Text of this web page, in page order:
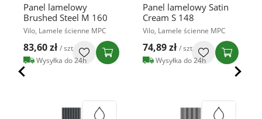
Panel lamelowy
Brushed Steel M 160
Vilo, Lamele ścienne MPC
83,60 zł / szt
Wysyłka do 24h
Panel lamelowy Satin
Cream S 148
Vilo, Lamele ścienne MPC
74,89 zł / szt
Wysyłka do 24h